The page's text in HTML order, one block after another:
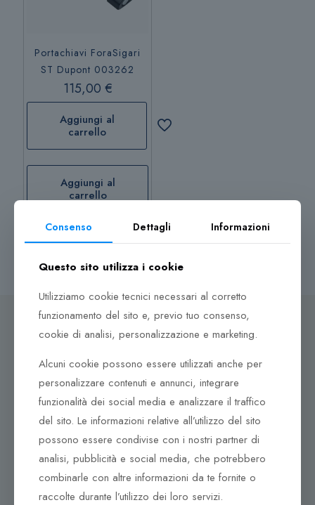
Portachiavi ForaSigari
ST Dupont 003262
115,00 €
Aggiungi al
carrello
Aggiungi al
carrello
Dove ci puoi trovare
Corso Italia, 161
Tel. +39 0932 683156
97100 Ragusa RG
Corso Vittorio Emanuele 79/A
Tel. +39 0933 942394
95042 Grammichele CT
Consenso Dettagli Informazioni
Questo sito utilizza i cookie
Utilizziamo cookie tecnici necessari al corretto
funzionamento del sito e, previo tuo consenso,
cookie di analisi, personalizzazione e marketing.
Alcuni cookie possono essere utilizzati anche per
personalizzare contenuti e annunci, integrare
funzionalità dei social media e analizzare il traffico
del sito. Le informazioni relative all’utilizzo del sito
possono essere condivise con i nostri partner di
analisi, pubblicità e social media, che potrebbero
combinarle con altre informazioni da te fornite o
raccolte durante l’utilizzo dei loro servizi.